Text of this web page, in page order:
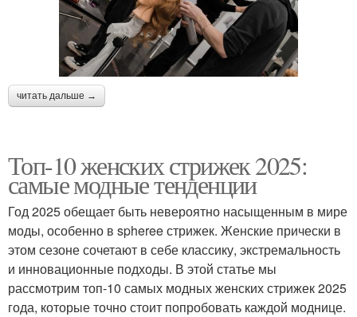
читать дальше →
Топ-10 женских стрижек 2025:
самые модные тенденции
Год 2025 обещает быть невероятно насыщенным в мире
моды, особенно в spheree стрижек. Женские прически в
этом сезоне сочетают в себе классику, экстремальность
и инновационные подходы. В этой статье мы
рассмотрим топ-10 самых модных женских стрижек 2025
года, которые точно стоит попробовать каждой моднице.